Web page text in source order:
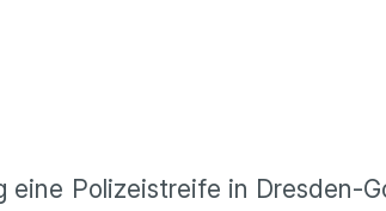
Polizeistreife in Dresden-